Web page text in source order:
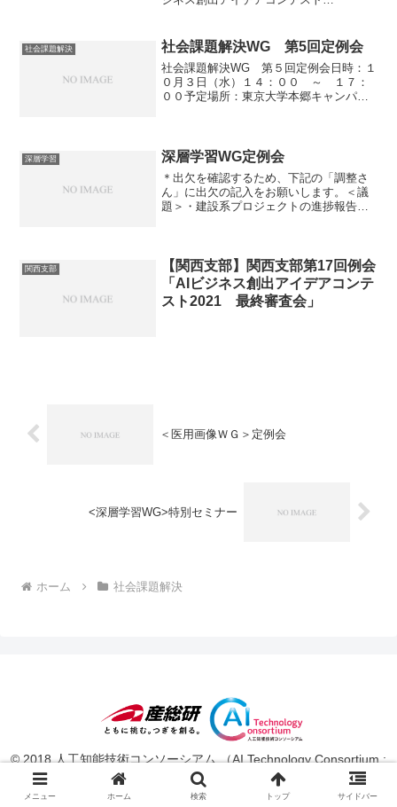
==============================
=====...
社会課題解決 社会課題解決WG 第5回定例会
社会課題解決WG 第５回定例会日時：１
０月３日（水）１４：００ ～ １７：
００予定場所：東京大学本郷キャンパス
深層学習 深層学習WG定例会
＊出欠を確認するため、下記の「調整さ
ん」に出欠の記入をお願いします。＜議
題＞・建設系プロジェクトの進捗報告・
関西支部
【関西支部】関西支部第17回例会
「AIビジネス創出アイデアコンテ
スト2021 最終審査会」
＜医用画像ＷＧ＞定例会
<深層学習WG>特別セミナー
ホーム 社会課題解決
© 2018 人工知能技術コンソーシアム （AI Technology Consortium :
AITeC ）.
メニュー ホーム 検索 トップ サイドバー